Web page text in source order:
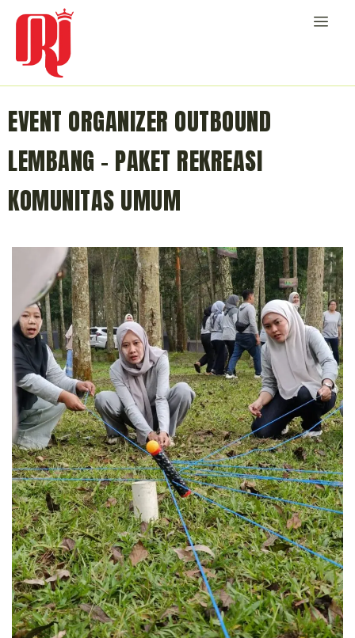
EVENT ORGANIZER OUTBOUND
LEMBANG – PAKET REKREASI
KOMUNITAS UMUM